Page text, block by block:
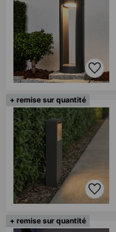
+ remise sur quantité
+ remise sur quantité